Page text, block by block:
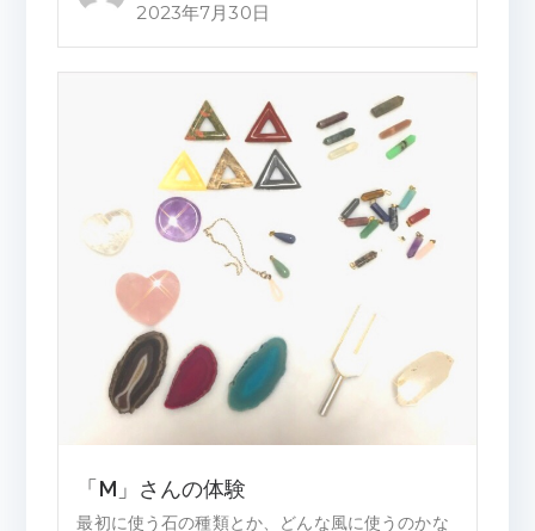
2023年7月30日
「M」さんの体験
最初に使う石の種類とか、どんな風に使うのかな